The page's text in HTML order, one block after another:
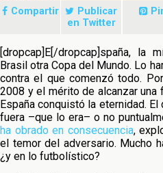
Compartir
Publicar
en Twitter
[dropcap]E[/dropcap]spaña, la
Brasil otra Copa del Mundo. Lo
contra el que comenzó todo.
2008 y el mérito de alcanzar una
España conquistó la eternidad.
fuera –que lo era– o no
ha obrado en consecuencia,
el temor del adversario. Mucho
¿y en lo futbolístico?